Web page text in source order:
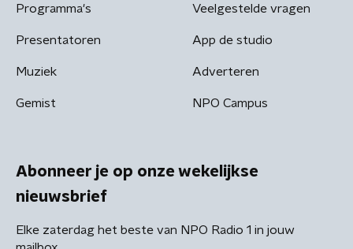
Programma's
Presentatoren
Muziek
Gemist
Veelgestelde vragen
App de studio
Adverteren
NPO Campus
Abonneer je op onze wekelijkse
nieuwsbrief
Elke zaterdag het beste van NPO Radio 1 in jouw